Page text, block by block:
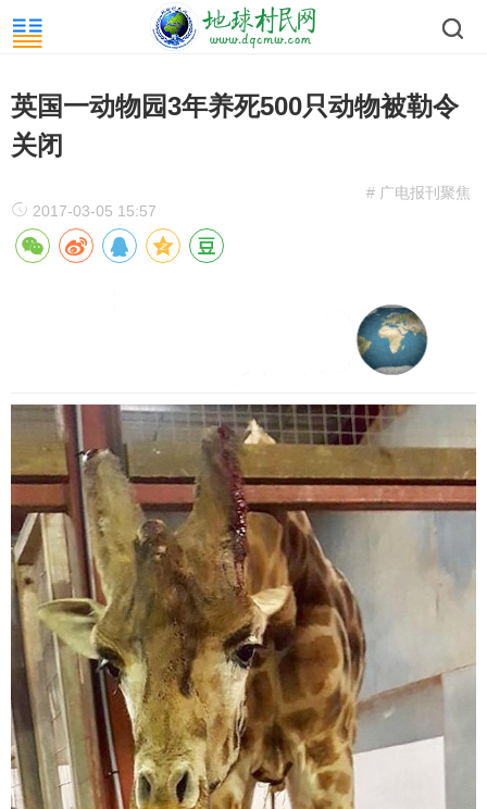
英国一动物园3年养死500只动物被勒令
关闭
# 广电报刊聚焦
2017-03-05 15:57